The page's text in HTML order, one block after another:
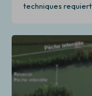
techniques